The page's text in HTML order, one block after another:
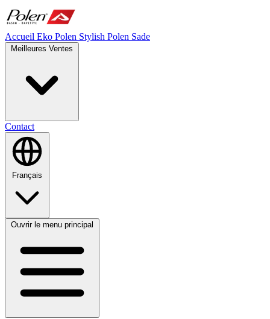
Accueil Eko Polen Stylish Polen Sade
Contact
Ouvrir le menu principal